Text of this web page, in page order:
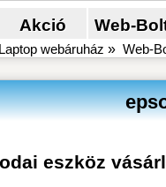
Akció Web-
Laptop webáruház » Web-
eszköz